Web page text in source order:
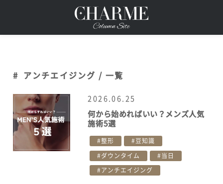
# アンチエイジング / 一覧
2026.06.25
何から始めればいい？メンズ人気
施術5選
整形 豆知識
ダウンタイム 当日
アンチエイジング